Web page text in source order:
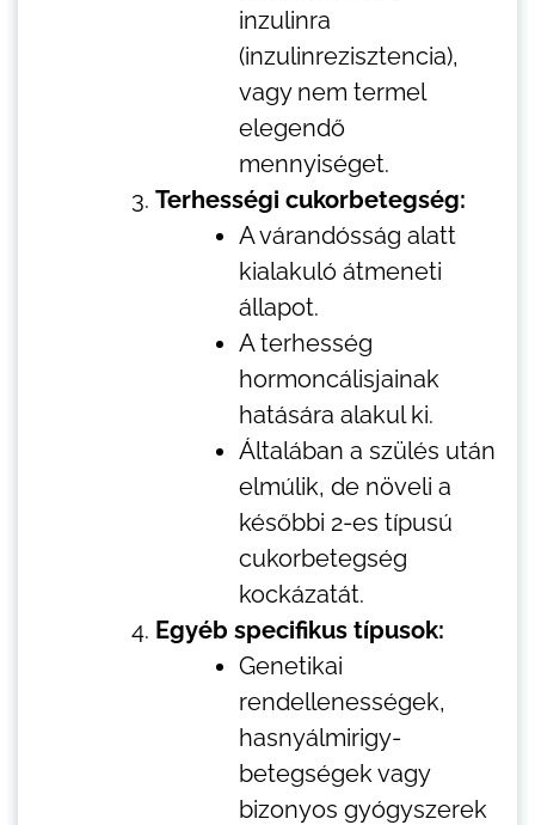
inzulinra
(inzulinrezisztencia),
vagy nem termel
elegendő
mennyiséget.
Terhességi cukorbetegség:
A várandósság alatt
kialakuló átmeneti
állapot.
A terhesség
hormoncálisjainak
hatására alakul ki.
Általában a szülés után
elmúlik, de növeli a
későbbi 2-es típusú
cukorbetegség
kockázatát.
Egyéb specifikus típusok:
Genetikai
rendellenességek,
hasnyálmirigy-
betegségek vagy
bizonyos gyógyszerek